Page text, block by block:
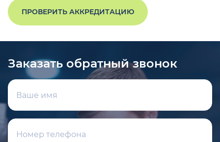
ПРОВЕРИТЬ АККРЕДИТАЦИЮ
Заказать обратный звонок